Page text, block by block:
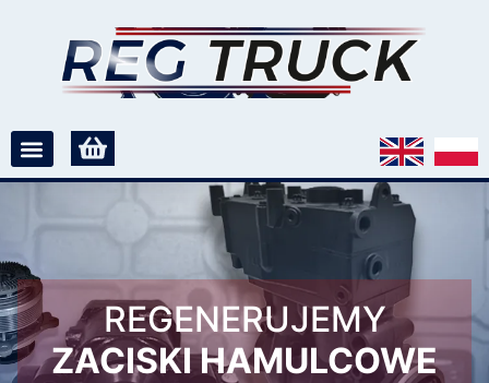
REGENERUJEMY
ZACISKI HAMULCOWE